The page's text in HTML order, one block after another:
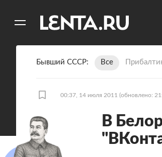
Бывший СССР Все
00:37, 14 июля 2011 (обновлено:
В